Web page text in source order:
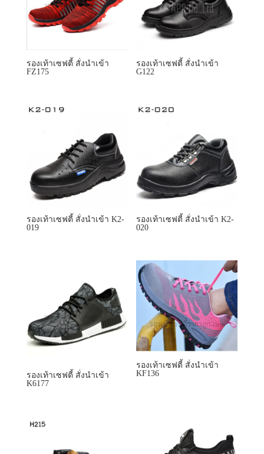
รองเท้าเซฟตี้ สั่งนำเข้า
FZ175
รองเท้าเซฟตี้ สั่งนำเข้า
G122
รองเท้าเซฟตี้ สั่งนำเข้า K2-
019
รองเท้าเซฟตี้ สั่งนำเข้า K2-
020
รองเท้าเซฟตี้ สั่งนำเข้า
K6177
รองเท้าเซฟตี้ สั่งนำเข้า
KF136